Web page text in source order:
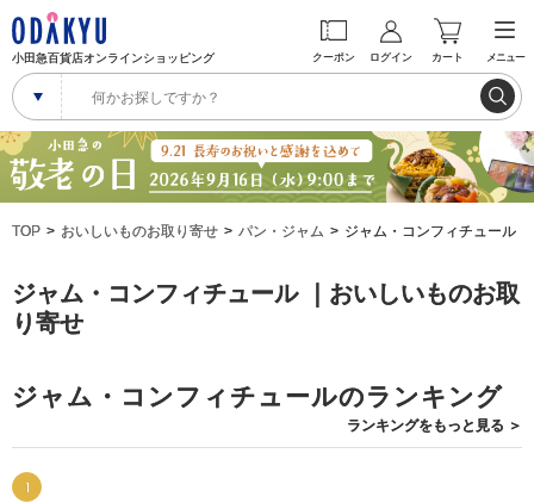
小田急百貨店オンラインショッピング クーポン ログイン カート メニュー
TOP おいしいものお取り寄せ パン・ジャム ジャム・コンフィチュール
ジャム・コンフィチュール ｜おいしいものお取
り寄せ
ジャム・コンフィチュールのランキング
ランキングをもっと見る ＞
1